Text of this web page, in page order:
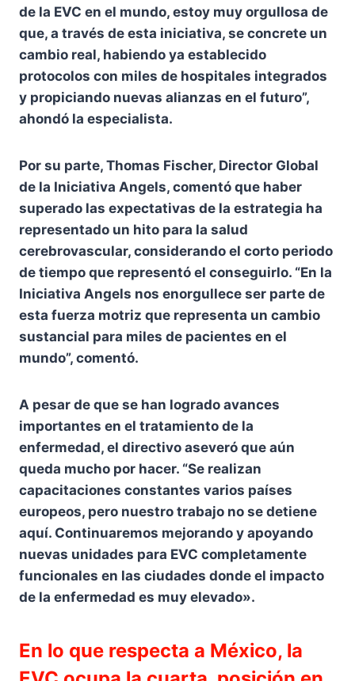
de la EVC en el mundo, estoy muy orgullosa de
que, a través de esta iniciativa, se concrete un
cambio real, habiendo ya establecido
protocolos con miles de hospitales integrados
y propiciando nuevas alianzas en el futuro”,
ahondó la especialista.
Por su parte, Thomas Fischer, Director Global
de la Iniciativa Angels, comentó que haber
superado las expectativas de la estrategia ha
representado un hito para la salud
cerebrovascular, considerando el corto periodo
de tiempo que representó el conseguirlo. “En la
Iniciativa Angels nos enorgullece ser parte de
esta fuerza motriz que representa un cambio
sustancial para miles de pacientes en el
mundo”, comentó.
A pesar de que se han logrado avances
importantes en el tratamiento de la
enfermedad, el directivo aseveró que aún
queda mucho por hacer. “Se realizan
capacitaciones constantes varios países
europeos, pero nuestro trabajo no se detiene
aquí. Continuaremos mejorando y apoyando
nuevas unidades para EVC completamente
funcionales en las ciudades donde el impacto
de la enfermedad es muy elevado».
En lo que respecta a México, la